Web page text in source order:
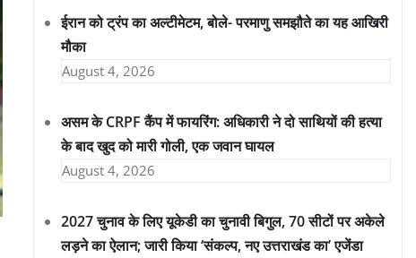
ईरान को ट्रंप का अल्टीमेटम, बोले- परमाणु समझौते का यह आखिरी
मौका
August 4, 2026
असम के CRPF कैंप में फायरिंग: अधिकारी ने दो साथियों की हत्या
के बाद खुद को मारी गोली, एक जवान घायल
August 4, 2026
2027 चुनाव के लिए यूकेडी का चुनावी बिगुल, 70 सीटों पर अकेले
लड़ने का ऐलान; जारी किया ‘संकल्प, नए उत्तराखंड का’ एजेंडा